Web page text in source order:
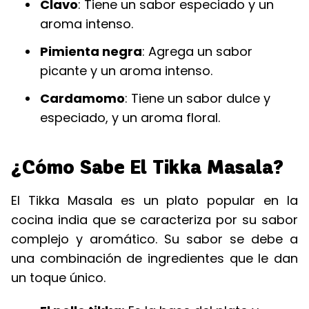
Clavo: Tiene un sabor especiado y un
aroma intenso.
Pimienta negra: Agrega un sabor
picante y un aroma intenso.
Cardamomo: Tiene un sabor dulce y
especiado, y un aroma floral.
¿Cómo Sabe El Tikka Masala?
El Tikka Masala es un plato popular en la
cocina india que se caracteriza por su sabor
complejo y aromático. Su sabor se debe a
una combinación de ingredientes que le dan
un toque único.